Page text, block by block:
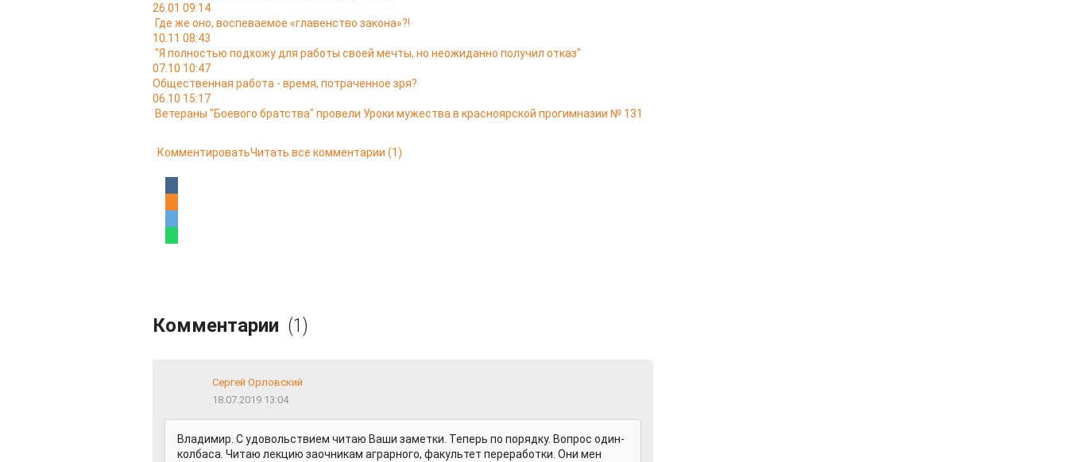
26.01 09:14
Где же оно, воспеваемое «главенство закона»?!
10.11 08:43
"Я полностью подхожу для работы своей мечты, но неожиданно получил отказ"
07.10 10:47
Общественная работа - время, потраченное зря?
06.10 15:17
Ветераны "Боевого братства" провели Уроки мужества в красноярской прогимназии № 131
КомментироватьЧитать все комментарии (1)
Комментарии (1)
Сергей Орловский
18.07.2019 13:04
Владимир. С удовольствием читаю Ваши заметки. Теперь по порядку. Вопрос один-
колбаса. Читаю лекцию заочникам аграрного, факультет переработки. Они мен